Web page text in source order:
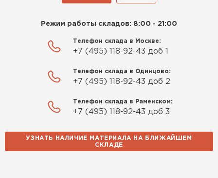
Режим работы складов: 8:00 - 21:00
Телефон склада в Москве:
+7 (495) 118-92-43 доб 1
Телефон склада в Одинцово:
+7 (495) 118-92-43 доб 2
Телефон склада в Раменском:
+7 (495) 118-92-43 доб 3
УЗНАТЬ НАЛИЧИЕ МАТЕРИАЛА НА БЛИЖАЙШЕМ
СКЛАДЕ